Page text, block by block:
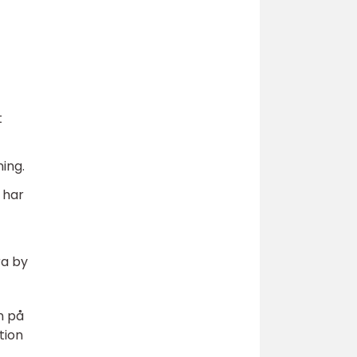
by
på